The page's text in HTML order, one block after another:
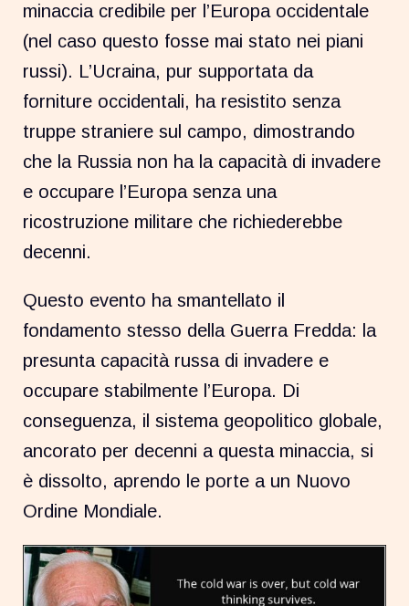
minaccia credibile per l’Europa occidentale
(nel caso questo fosse mai stato nei piani
russi). L’Ucraina, pur supportata da
forniture occidentali, ha resistito senza
truppe straniere sul campo, dimostrando
che la Russia non ha la capacità di invadere
e occupare l’Europa senza una
ricostruzione militare che richiederebbe
decenni.
Questo evento ha smantellato il
fondamento stesso della Guerra Fredda: la
presunta capacità russa di invadere e
occupare stabilmente l’Europa. Di
conseguenza, il sistema geopolitico globale,
ancorato per decenni a questa minaccia, si
è dissolto, aprendo le porte a un Nuovo
Ordine Mondiale.